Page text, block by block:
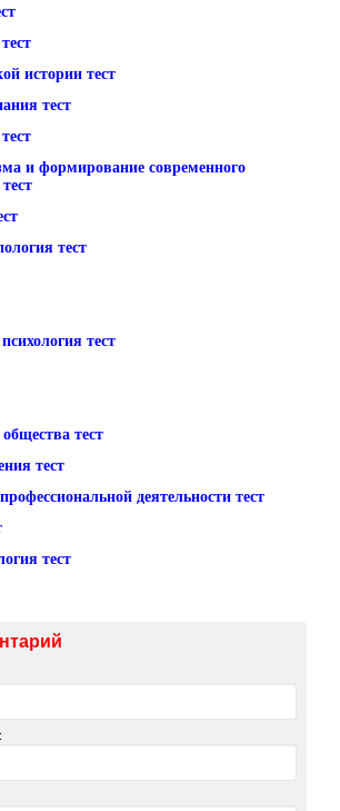
истории тест
тест
и формирование современного
тест
тест
тест
тест
деятельности тест
тест